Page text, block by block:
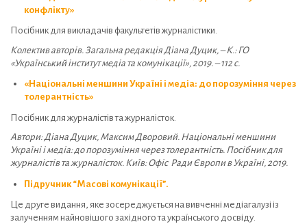
конфлікту»
Посібник для викладачів факультетів журналістики.
Колектив авторів. Загальна редакція Діана Дуцик, – К.: ГО
«Український інститут медіа та комунікації», 2019. – 112 с.
«Національні меншини Україні і медіа: до порозуміння через
толерантність»
Посібник для журналістів та журналісток.
Автори: Діана Дуцик, Максим Дворовий. Національні меншини
Україні і медіа: до порозуміння через толерантність. Посібник для
журналістів та журналісток. Київ: Офіс Ради Європи в Україні, 2019.
Підручник “Масові комунікації”.
Це друге видання, яке зосереджується на вивченні медіагалузі із
залученням найновішого західного та українського досвіду.